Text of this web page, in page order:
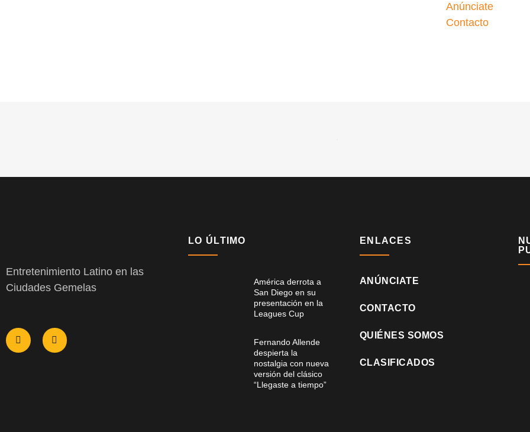
Anúnciate
Contacto
Entretenimiento Latino en las
Ciudades Gemelas
LO ÚLTIMO
América derrota a
San Diego en su
presentación en la
Leagues Cup
Fernando Allende
despierta la
nostalgia con nueva
versión del clásico
“Llegaste a tiempo”
ENLACES
ANÚNCIATE
CONTACTO
QUIÉNES SOMOS
CLASIFICADOS